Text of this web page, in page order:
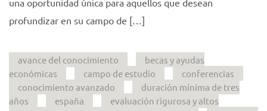
una oportunidad única para aquellos que desean
profundizar en su campo de […]
avance del conocimiento
becas y ayudas
económicas
campo de estudio
conferencias
conocimiento avanzado
duración mínima de tres
años
españa
evaluación rigurosa y altos